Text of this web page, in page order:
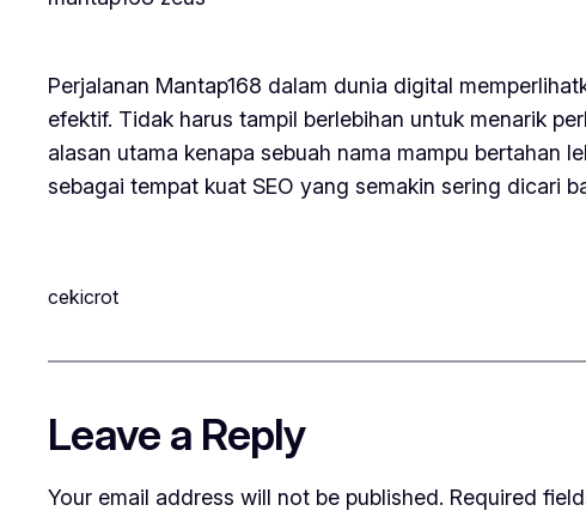
Perjalanan Mantap168 dalam dunia digital
efektif. Tidak harus tampil berlebihan untuk menarik
alasan utama kenapa sebuah nama mampu bertahan
sebagai tempat kuat SEO yang semakin sering dicari
cekicrot
Leave a Reply
Your email address will not be published. Required